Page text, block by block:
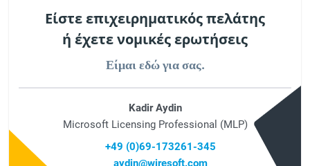
Είστε επιχειρηματικός πελάτης
ή έχετε νομικές ερωτήσεις
Είμαι εδώ για σας.
Kadir Aydin
Microsoft Licensing Professional (MLP)
+49 (0)69-173261-345
aydin@wiresoft.com